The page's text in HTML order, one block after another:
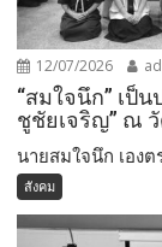
12/07/2026
“สมใจนึก” เป็
ชูชัยเจริญ” ณ
นายสมใจนึก เองต
สังคม